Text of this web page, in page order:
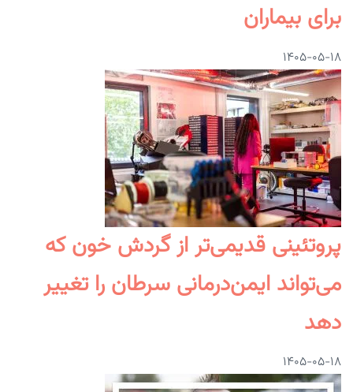
برای بیماران
۱۴۰۵-۰۵-۱۸
پروتئینی قدیمی‌تر از گردش خون که
می‌تواند ایمن‌درمانی سرطان را تغییر
دهد
۱۴۰۵-۰۵-۱۸